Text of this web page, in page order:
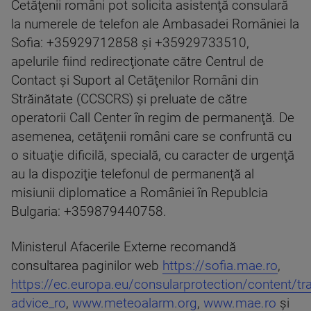
Cetăţenii români pot solicita asistenţă consulară
la numerele de telefon ale Ambasadei României la
Sofia: +35929712858 şi +35929733510,
apelurile fiind redirecţionate către Centrul de
Contact şi Suport al Cetăţenilor Români din
Străinătate (CCSCRS) şi preluate de către
operatorii Call Center în regim de permanenţă. De
asemenea, cetăţenii români care se confruntă cu
o situaţie dificilă, specială, cu caracter de urgenţă
au la dispoziţie telefonul de permanenţă al
misiunii diplomatice a României în Republcia
Bulgaria: +359879440758.
Ministerul Afacerile Externe recomandă
consultarea paginilor web https://sofia.mae.ro,
https://ec.europa.eu/consularprotection/content/
advice_ro, www.meteoalarm.org, www.mae.ro şi